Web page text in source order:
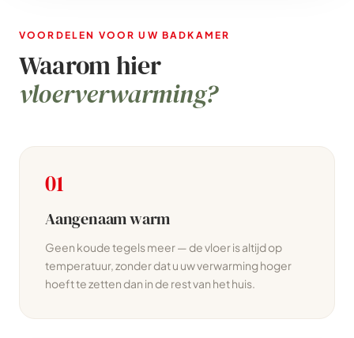
VOORDELEN VOOR UW BADKAMER
Waarom hier
vloerverwarming?
01
Aangenaam warm
Geen koude tegels meer — de vloer is altijd op
temperatuur, zonder dat u uw verwarming hoger
hoeft te zetten dan in de rest van het huis.